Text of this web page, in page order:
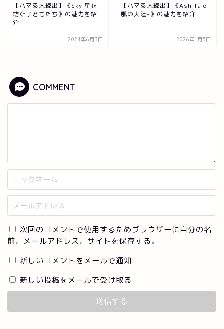
【ハマる人続出】《Sky 星を
紡ぐ子どもたち》の魅力を紹
介
2024年6月3日
【ハマる人続出】《Ash Tale-
風の大陸-》の魅力を紹介
2026年1月5日
COMMENT
次回のコメントで使用するためブラウザーに自分の名
前、メールアドレス、サイトを保存する。
新しいコメントをメールで通知
新しい投稿をメールで受け取る